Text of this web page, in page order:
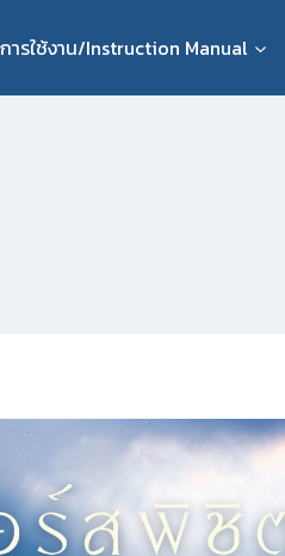
ารใช้งาน/Instruction Manual